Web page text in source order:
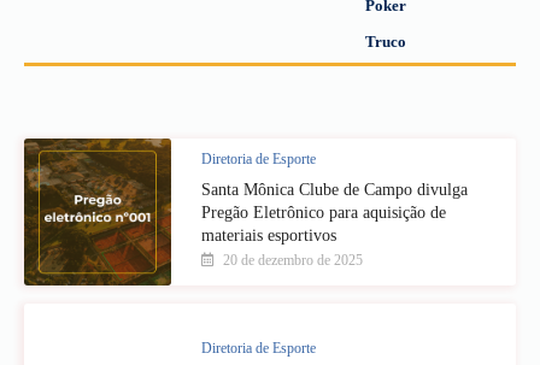
Poker
Truco
Diretoria de Esporte
Santa Mônica Clube de Campo divulga
Pregão Eletrônico para aquisição de
materiais esportivos
20 de dezembro de 2025
Diretoria de Esporte